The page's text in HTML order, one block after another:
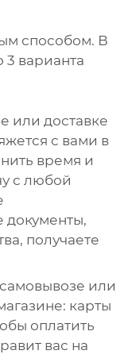
способом. В
3 варианта
или доставке
с вами в
время и
с любой
документы,
получаете
или
карты
оплатить
вас на